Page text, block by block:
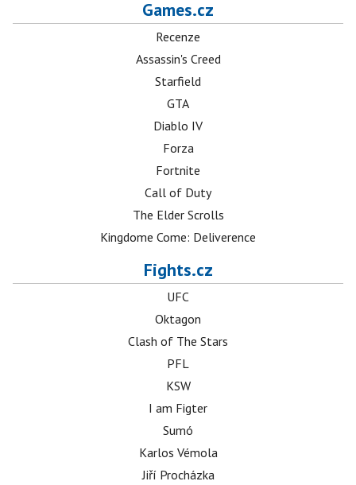
Games.cz
Recenze
Assassin's Creed
Starfield
GTA
Diablo IV
Forza
Fortnite
Call of Duty
The Elder Scrolls
Kingdome Come: Deliverence
Fights.cz
UFC
Oktagon
Clash of The Stars
PFL
KSW
I am Figter
Sumó
Karlos Vémola
Jiří Procházka